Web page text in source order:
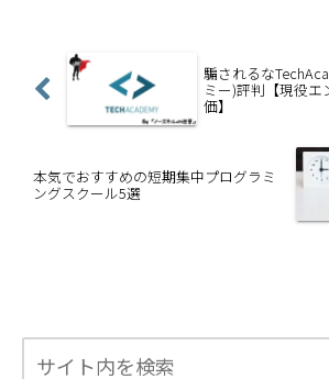
騙されるな
ミー)評判【現役エ
価】
本気でおすすめの短期集中プログラミ
ングスクール5選